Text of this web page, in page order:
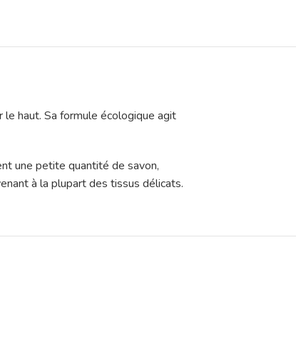
haut. Sa formule écologique agit
une petite quantité de savon,
à la plupart des tissus délicats.